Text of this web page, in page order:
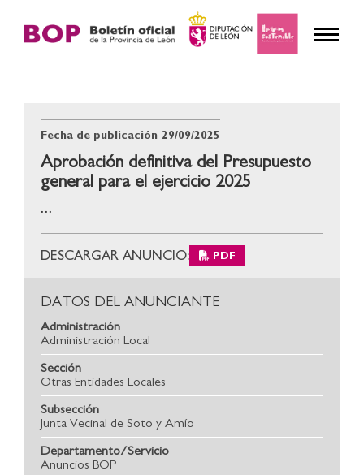
Aprobación definitiva del Presupuesto
general para el ejercicio 2025
...
Fecha de publicación 29/09/2025
DESCARGAR ANUNCIO: PDF
DATOS DEL ANUNCIANTE
Administración
Administración Local
Sección
Otras Entidades Locales
Subsección
Junta Vecinal de Soto y Amío
Departamento/Servicio
Anuncios BOP